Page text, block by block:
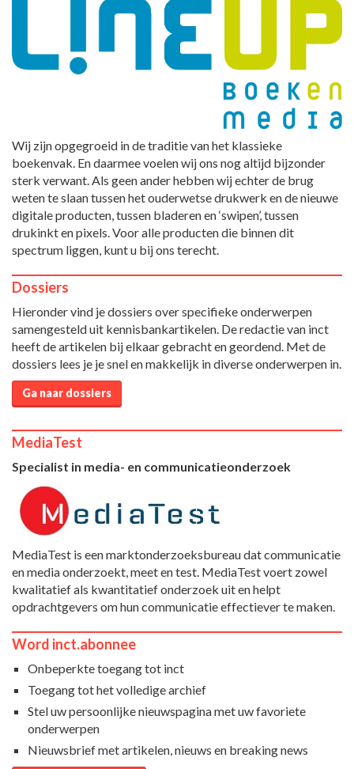
Wij zijn opgegroeid in de traditie van het klassieke
boekenvak. En daarmee voelen wij ons nog altijd bijzonder
sterk verwant. Als geen ander hebben wij echter de brug
weten te slaan tussen het ouderwetse drukwerk en de nieuwe
digitale producten, tussen bladeren en ‘swipen’, tussen
drukinkt en pixels. Voor alle producten die binnen dit
spectrum liggen, kunt u bij ons terecht.
Dossiers
Hieronder vind je dossiers over specifieke onderwerpen
samengesteld uit kennisbankartikelen. De redactie van inct
heeft de artikelen bij elkaar gebracht en geordend. Met de
dossiers lees je je snel en makkelijk in diverse onderwerpen in.
Ga naar dossiers
MediaTest
Specialist in media- en communicatieonderzoek
MediaTest is een marktonderzoeksbureau dat communicatie
en media onderzoekt, meet en test. MediaTest voert zowel
kwalitatief als kwantitatief onderzoek uit en helpt
opdrachtgevers om hun communicatie effectiever te maken.
Word inct.abonnee
Onbeperkte toegang tot inct
Toegang tot het volledige archief
Stel uw persoonlijke nieuwspagina met uw favoriete
onderwerpen
Nieuwsbrief met artikelen, nieuws en breaking news